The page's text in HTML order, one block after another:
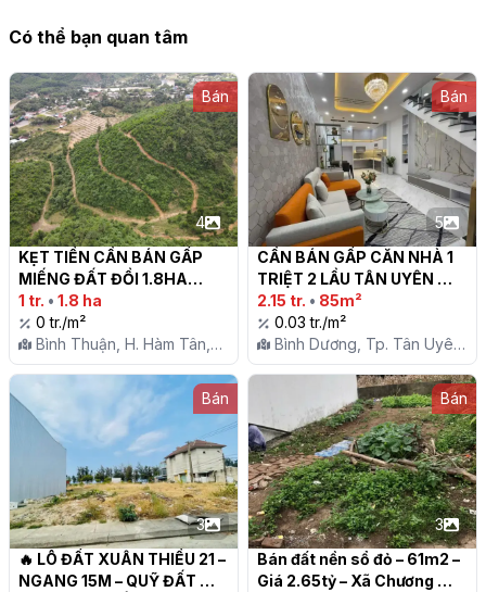
Có thể bạn quan tâm
Bán
4
KẸT TIỀN CẦN BÁN GẤP
MIẾNG ĐẤT ĐỒI 1.8HA
1 tr. • 1.8 ha
0 tr./m²
Bình Thuận, H. Hàm Tân,
Tt. Tân Nghĩa
Bán
5
CẦN BÁN GẤP CĂN NHÀ 1
TRIỆT 2 LẦU TÂN UYÊN
BÌNH DƯƠNG
2.15 tr. • 85m²
0.03 tr./m²
Bình Dương, Tp. Tân Uyên,
P. Tân Hiệp
Bán
3
🔥 LÔ ĐẤT XUÂN THIỀU 21 –
NGANG 15M – QUỸ ĐẤT
Bán
3
Bán đất nền sổ đỏ – 61m2 –
Giá 2.65tỷ – Xã Chương